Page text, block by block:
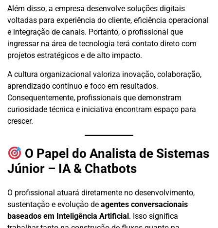
Além disso, a empresa desenvolve soluções digitais
voltadas para experiência do cliente, eficiência operacional
e integração de canais. Portanto, o profissional que
ingressar na área de tecnologia terá contato direto com
projetos estratégicos e de alto impacto.
A cultura organizacional valoriza inovação, colaboração,
aprendizado contínuo e foco em resultados.
Consequentemente, profissionais que demonstram
curiosidade técnica e iniciativa encontram espaço para
crescer.
O Papel do Analista de Sistemas
Júnior – IA & Chatbots
O profissional atuará diretamente no desenvolvimento,
sustentação e evolução de agentes conversacionais
baseados em Inteligência Artificial. Isso significa